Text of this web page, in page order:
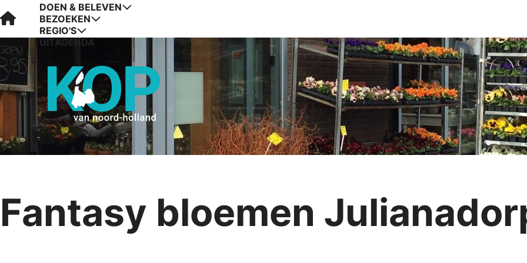
Visit Kop van Holland
DOEN & BELEVEN
BEZOEKEN
REGIO'S
UITAGENDA
Fantasy bloemen